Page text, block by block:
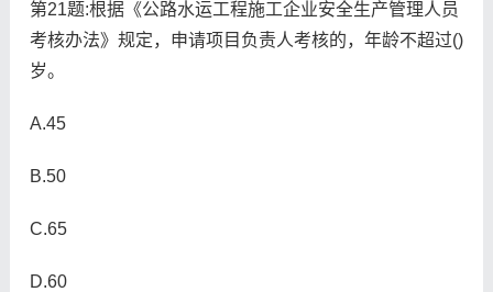
第21题:根据《公路水运工程施工企业安全生产管理人员
考核办法》规定，申请项目负责人考核的，年龄不超过()
岁。
A.45
B.50
C.65
D.60